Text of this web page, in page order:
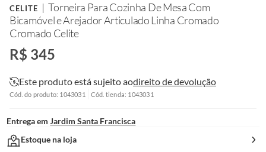
CELITE
Torneira Para Cozinha De Mesa Com
Bicamóvel e Arejador Articulado Linha Cromado
Cromado Celite
R$ 345
Este produto está sujeito aodireito de devolução
Cód. do produto: 1043031 Cód. tienda: 1043031
Entrega em Jardim Santa Francisca
Estoque na loja